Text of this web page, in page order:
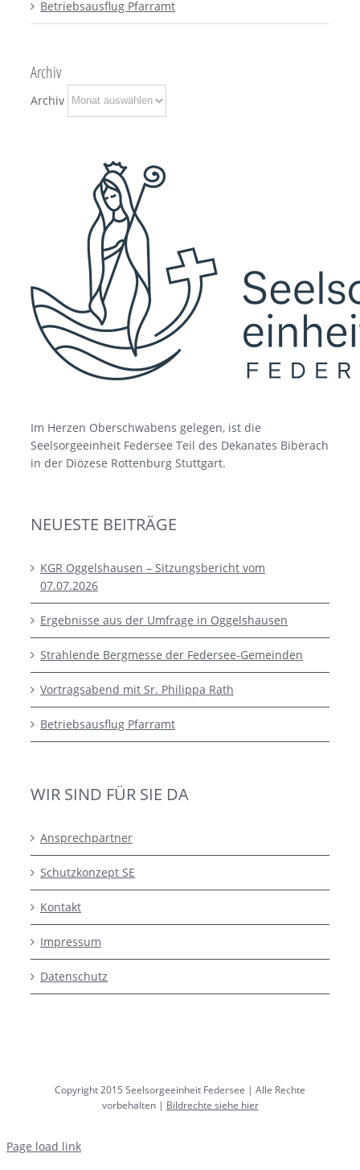
Betriebsausflug Pfarramt
Archiv
Archiv
Im Herzen Oberschwabens gelegen, ist die
Seelsorgeeinheit Federsee Teil des Dekanates Biberach
in der Diözese Rottenburg Stuttgart.
NEUESTE BEITRÄGE
KGR Oggelshausen – Sitzungsbericht vom
07.07.2026
Ergebnisse aus der Umfrage in Oggelshausen
Strahlende Bergmesse der Federsee-Gemeinden
Vortragsabend mit Sr. Philippa Rath
Betriebsausflug Pfarramt
WIR SIND FÜR SIE DA
Ansprechpartner
Schutzkonzept SE
Kontakt
Impressum
Datenschutz
Copyright 2015 Seelsorgeeinheit Federsee | Alle Rechte
vorbehalten | Bildrechte siehe hier
Page load link